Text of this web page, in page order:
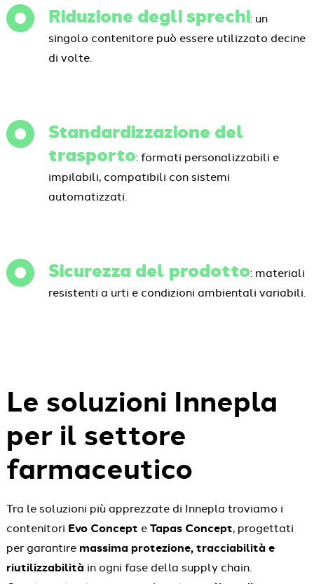
Riduzione degli sprechi: un
singolo contenitore può essere utilizzato decine
di volte.
Standardizzazione del
trasporto: formati personalizzabili e
impilabili, compatibili con sistemi
automatizzati.
Sicurezza del prodotto: materiali
resistenti a urti e condizioni ambientali variabili.
Le soluzioni Innepla
per il settore
farmaceutico
Tra le soluzioni più apprezzate di Innepla troviamo i
contenitori Evo Concept eTapas Concept, progettati
per garantire massima protezione, tracciabilità e
riutilizzabilità in ogni fase della supply chain.